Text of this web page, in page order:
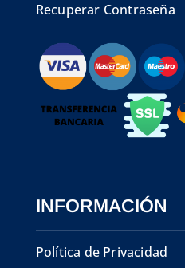
Recuperar Contraseña
INFORMACIÓN
Política de Privacidad